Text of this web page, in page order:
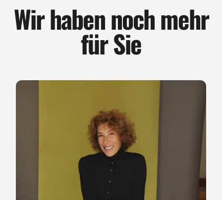
Wir haben noch mehr
für Sie